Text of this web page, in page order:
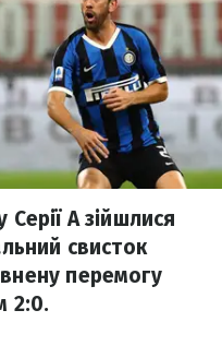
А зійшлися
свисток
перемогу
2:0.